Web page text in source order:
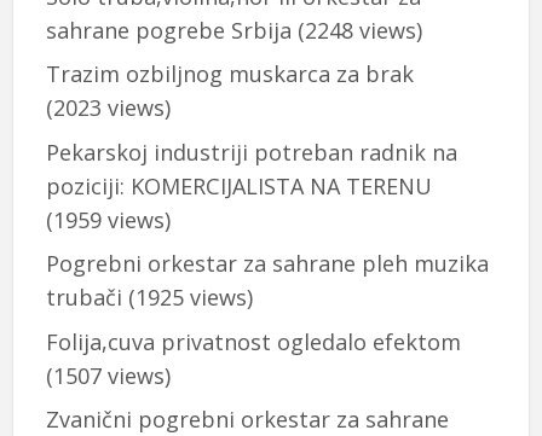
sahrane pogrebe Srbija (2248 views)
Trazim ozbiljnog muskarca za brak
(2023 views)
Pekarskoj industriji potreban radnik na
poziciji: KOMERCIJALISTA NA TERENU
(1959 views)
Pogrebni orkestar za sahrane pleh muzika
trubači (1925 views)
Folija,cuva privatnost ogledalo efektom
(1507 views)
Zvanični pogrebni orkestar za sahrane